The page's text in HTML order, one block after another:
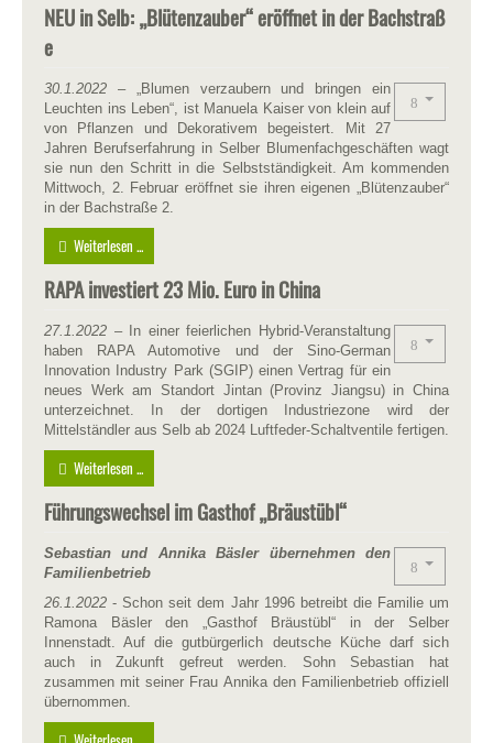
NEU in Selb: „Blütenzauber“ eröffnet in der Bachstraß
e
30.1.2022 – „Blumen verzaubern und bringen ein
Leuchten ins Leben“, ist Manuela Kaiser von klein auf
von Pflanzen und Dekorativem begeistert. Mit 27
Jahren Berufserfahrung in Selber Blumenfachgeschäften wagt
sie nun den Schritt in die Selbstständigkeit. Am kommenden
Mittwoch, 2. Februar eröffnet sie ihren eigenen „Blütenzauber“
in der Bachstraße 2.
Weiterlesen ...
RAPA investiert 23 Mio. Euro in China
27.1.2022 – In einer feierlichen Hybrid-Veranstaltung
haben RAPA Automotive und der Sino-German
Innovation Industry Park (SGIP) einen Vertrag für ein
neues Werk am Standort Jintan (Provinz Jiangsu) in China
unterzeichnet. In der dortigen Industriezone wird der
Mittelständler aus Selb ab 2024 Luftfeder-Schaltventile fertigen.
Weiterlesen ...
Führungswechsel im Gasthof „Bräustübl“
Sebastian und Annika Bäsler übernehmen den
Familienbetrieb
26.1.2022 - Schon seit dem Jahr 1996 betreibt die Familie um
Ramona Bäsler den „Gasthof Bräustübl“ in der Selber
Innenstadt. Auf die gutbürgerlich deutsche Küche darf sich
auch in Zukunft gefreut werden. Sohn Sebastian hat
zusammen mit seiner Frau Annika den Familienbetrieb offiziell
übernommen.